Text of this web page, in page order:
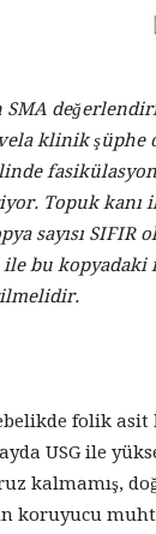
klinik şüphe
Topuk kanı
sayısı SIFIR
bu kopyadaki
folik asit
USG ile
kalmamış,
koruyucu